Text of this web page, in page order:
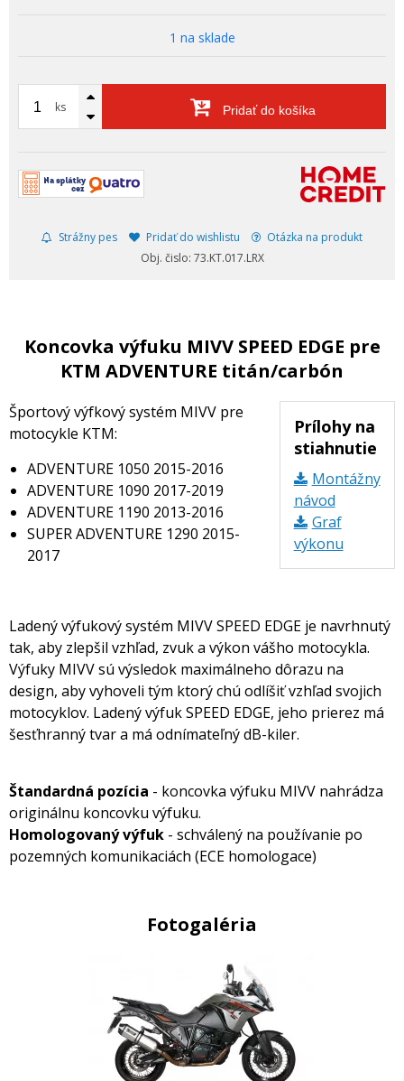
1 na sklade
ks Pridať do košíka
Strážny pes Pridať do wishlistu
Otázka na produkt
Obj. čislo: 73.KT.017.LRX
Koncovka výfuku MIVV SPEED EDGE pre
KTM ADVENTURE titán/carbón
Prílohy na
stiahnutie
Montážny
návod
Graf
výkonu
Športový výfkový systém MIVV pre
motocykle KTM:
ADVENTURE 1050 2015-2016
ADVENTURE 1090 2017-2019
ADVENTURE 1190 2013-2016
SUPER ADVENTURE 1290 2015-
2017
Ladený výfukový systém MIVV SPEED EDGE je navrhnutý
tak, aby zlepšil vzhľad, zvuk a výkon vášho motocykla.
Výfuky MIVV sú výsledok maximálneho dôrazu na
design, aby vyhoveli tým ktorý chú odlíšiť vzhľad svojich
motocyklov. Ladený výfuk SPEED EDGE, jeho prierez má
šesťhranný tvar a má odnímateľný dB-kiler.
Štandardná pozícia - koncovka výfuku MIVV nahrádza
originálnu koncovku výfuku.
Homologovaný výfuk - schválený na používanie po
pozemných komunikaciách (ECE homologace)
Fotogaléria